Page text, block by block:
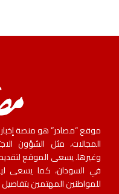
موقع “مصادر” هو منصة
المجالات، مثل الشؤون
وغيرها. يسعى الموقع
في السودان، كما يسعى
للمواطنين المهتمين